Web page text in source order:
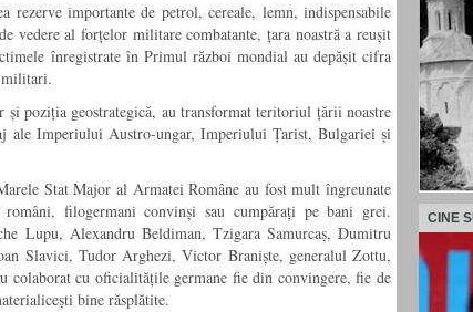
rezerve importante de petrol, cereale, lemn, indispensabile
vedere al forțelor militare combatante, țara noastră a reușit
înregistrate în Primul război mondial au depășit cifra
militari.
și poziția geostrategică, au transformat teritoriul țării noastre
ale Imperiului Austro-ungar, Imperiului Țarist, Bulgariei și
Stat Major al Armatei Române au fost mult îngreunate
filogermani convinși sau cumpărați pe bani grei.
Lupu, Alexandru Beldiman, Tzigara Samurcaș, Dumitru
Slavici, Tudor Arghezi, Victor Braniște, generalul Zottu,
colaborat cu oficialitățile germane fie din convingere, fie de
bine răsplătite.
CINE